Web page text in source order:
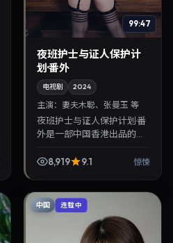
99:47
夜班护士与证人保护计
划·番外
电视剧 2024
主演：妻夫木聪、张曼玉 等
夜班护士与证人保护计划·番
外是一部中国香港出品的惊
木聪、张曼玉等主演，2024
8,919 9.1 惊悚
中国 连载中